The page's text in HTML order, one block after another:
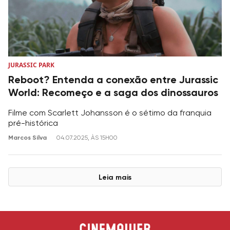
JURASSIC PARK
Reboot? Entenda a conexão entre Jurassic
World: Recomeço e a saga dos dinossauros
Filme com Scarlett Johansson é o sétimo da franquia
pré-histórica
Marcos Silva 04.07.2025, ÀS 15H00
Leia mais